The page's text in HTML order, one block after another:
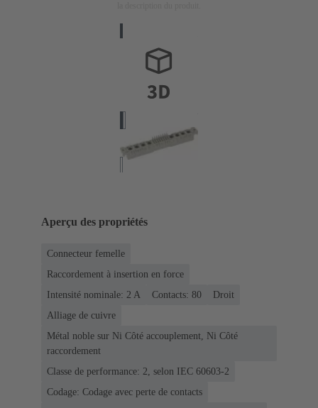
Aperçu des propriétés
Connecteur femelle
Raccordement à insertion en force
Intensité nominale: ‌2 A
Contacts: 80
Droit
Alliage de cuivre
Métal noble sur Ni Côté accouplement, Ni Côté
raccordement
Classe de performance: 2, selon IEC 60603-2
Codage: Codage avec perte de contacts